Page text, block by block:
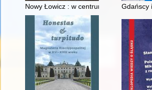
Nowy Łowicz : w centrum poligonuGdańscy